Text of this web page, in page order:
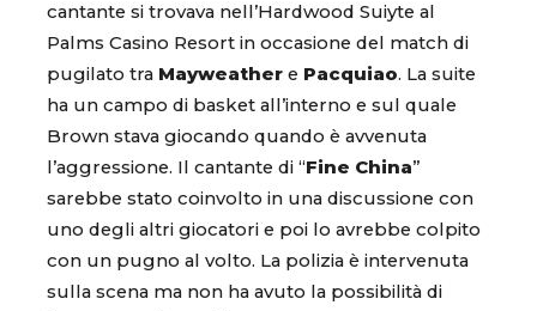
cantante si trovava nell’Hardwood Suiyte al
Palms Casino Resort in occasione del match di
pugilato tra Mayweather e Pacquiao. La suite
ha un campo di basket all’interno e sul quale
Brown stava giocando quando è avvenuta
l’aggressione. Il cantante di “Fine China”
sarebbe stato coinvolto in una discussione con
uno degli altri giocatori e poi lo avrebbe colpito
con un pugno al volto. La polizia è intervenuta
sulla scena ma non ha avuto la possibilità di